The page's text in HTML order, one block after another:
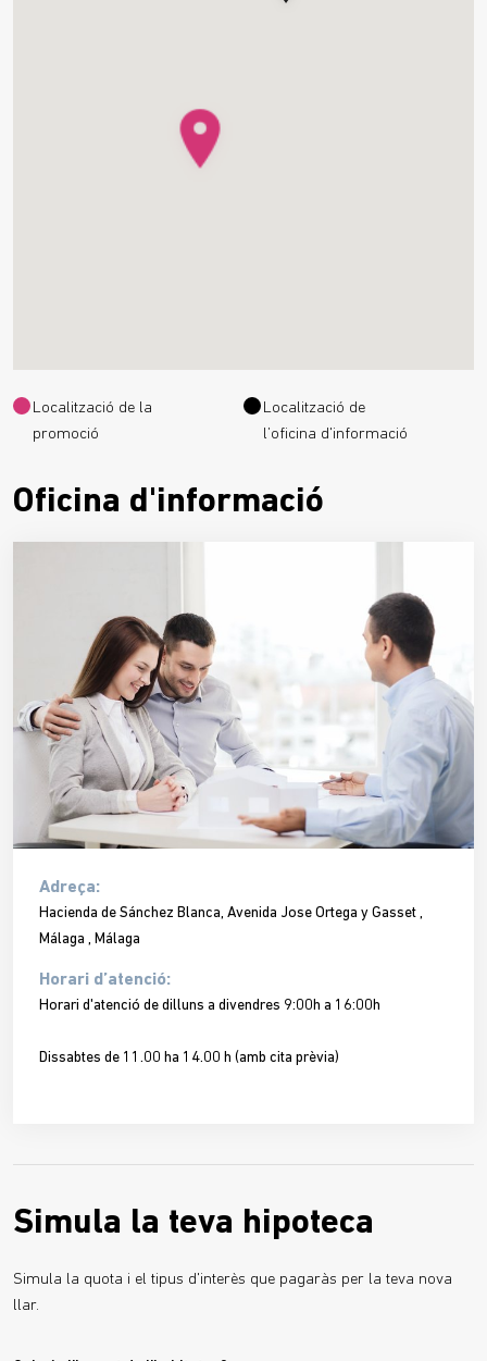
Localització de la
promoció
Localització de
l’oficina d'informació
Oficina d'informació
Adreça:
Hacienda de Sánchez Blanca, Avenida Jose Ortega y Gasset ,
Málaga , Málaga
Horari d’atenció:
Horari d'atenció de dilluns a divendres 9:00h a 16:00h
Dissabtes de 11.00 ha 14.00 h (amb cita prèvia)
Simula la teva hipoteca
Simula la quota i el tipus d'interès que pagaràs per la teva nova
llar.